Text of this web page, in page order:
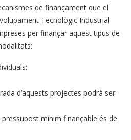
de finançament que el
Tecnològic Industrial
per finançar aquest tipus de
d’aquests projectes podrà ser
mínim finançable és de